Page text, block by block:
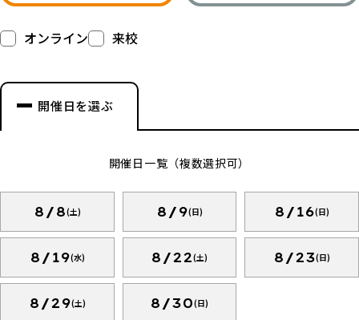
オンライン 来校
開催日を選ぶ
開催日一覧（複数選択可）
8/8(土) 8/9(日) 8/16(日)
8/19(水) 8/22(土) 8/23(日)
8/29(土) 8/30(日)